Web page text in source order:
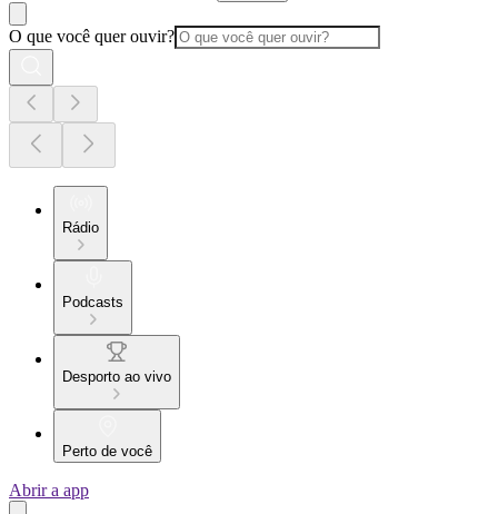
O que você quer ouvir?
Rádio
Podcasts
Desporto ao vivo
Perto de você
Abrir a app